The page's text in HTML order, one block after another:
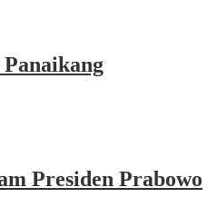
Presiden Prabowo